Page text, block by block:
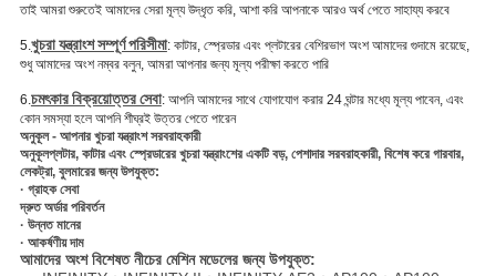
তাই আমরা শুরুতেই আমাদের সেরা মূল্য উদ্ধৃত করি, আশা করি আপনাকে আরও অর্থ পেতে সাহায্য করবে
5. খুচরা যন্ত্রাংশ সম্পূর্ণ পরিসীমা: কাটার, স্প্রেডার এবং প্লটারের বেশিরভাগ অংশ আমাদের গুদামে রয়েছে,
শুধু আমাদের অংশ নম্বর বলুন, আমরা আপনার জন্য মূল্য পরীক্ষা করতে পারি
6. চমৎকার বিক্রয়োত্তর সেবা: আপনি আমাদের সাথে যোগাযোগ করার 24 ঘন্টার মধ্যে মূল্য পাবেন, এবং
কোন সমস্যা হলে আপনি শীঘ্রই উত্তর পেতে পারেন
অনুকূল - আপনার খুচরা যন্ত্রাংশ সরবরাহকারী
অনুকূলপ্লটার, কাটার এবং স্প্রেডারের খুচরা যন্ত্রাংশের একটি বড়, পেশাদার সরবরাহকারী, বিশেষ করে গারবার,
লেকট্রা, বুলমারের জন্য উপযুক্ত:
· গ্রাহক সেবা
দ্রুত অর্ডার পরিবর্তন
· উন্নত মানের
· আকর্ষণীয় দাম
আমাদের অংশ বিশেষত নীচের মেশিন মডেলের জন্য উপযুক্ত: